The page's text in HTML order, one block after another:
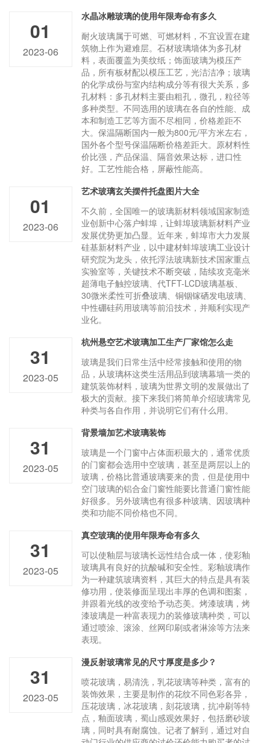
01
2023-06
水晶冰雕玻璃的使用年限寿命有多久
耐火玻璃属于可燃、可燃材料，不宜设置在建
筑物上作为避难层。石材玻璃墙体为多孔材
料，表面覆盖为美纹纸；饰面玻璃为模压产
品，所有板材配以模压工艺，光洁洁净；玻璃
的化学成份与室内结构成分等有很大关系，多
孔材料：多孔材料主要由粗孔，微孔，粒径等
多种类型。不同选用的玻璃在各自的性能、成
本和制造工艺等方面不尽相同，价格差距不
大。保温隔断国内一般为800元/平方米左右，
国外各个型号保温隔断价格差距大。原材料性
价比强，产品保温、隔音效果达标，进口性
好。工艺性能合格，屏蔽性能高。
01
2023-06
艺术玻璃玄关摆件托盘图片大全
不久前，全国唯一的玻璃新材料领域国家制造
业创新中心落户蚌埠，让蚌埠玻璃新材料产业
发展优势更加凸显。近年来，蚌埠市大力发展
硅基新材料产业，以中建材蚌埠玻璃工业设计
研究院为龙头，依托浮法玻璃新技术国家重点
实验室等，关键技术不断突破，陆续攻克毫米
超薄电子触控玻璃、代TFT-LCD玻璃基板、
30微米柔性可折叠玻璃、铜铟镓硒发电玻璃、
中性硼硅药用玻璃等前沿技术，并顺利实现产
业化。
31
2023-05
杭州悬空艺术玻璃加工生产厂家馆怎么走
玻璃是我们日常生活中经常接触和使用的物
品，从玻璃杯这类生活用品到玻璃幕墙一类的
建筑装饰材料，玻璃为世界文明的发展做出了
极大的贡献。接下来我们将简单介绍玻璃常见
种类与各自作用，并说明它们有什么用。
31
2023-05
背景墙加艺术玻璃装饰
玻璃是一个门窗中占体面积最大的，通常优质
的门窗都会选用中空玻璃，甚至是两层以上的
玻璃，价格比普通玻璃要来的贵，但是使用中
空门玻璃的铝合金门窗性能要比普通门窗性能
好很多。另外玻璃也有很多种玻璃、因玻璃种
类和功能不同价格也不同。
31
2023-05
真空玻璃的使用年限寿命有多久
可以使釉层与玻璃长远性结合成一体，使彩釉
玻璃具有良好的抗酸碱和安全性。彩釉玻璃作
为一种建筑玻璃资料，其巨大的特点是具有装
修功用，使装修面呈现出丰厚的色调和图案，
并跟着光线的改变给予动态美。烤漆玻璃，烤
漆玻璃是一种富表现力的装修玻璃种类，可以
通过喷涂、滚涂、丝网印刷或者淋涂等方法来
表现。
31
2023-05
漫反射玻璃常见的尺寸厚度是多少？
喷花玻璃，易清洗，乳花玻璃等种类，富有的
装饰效果，主要是制作的花纹不同色彩各异，
压花玻璃，冰花玻璃，刻花玻璃，抗冲刷等特
点，釉面玻璃，蜀山感观效果好，包括磨砂玻
璃，同时具有耐腐蚀。记者了解到，通过对自